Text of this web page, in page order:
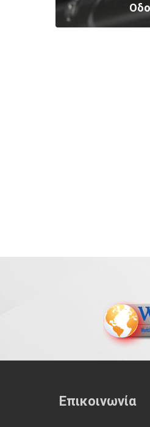
Επικοινωνία